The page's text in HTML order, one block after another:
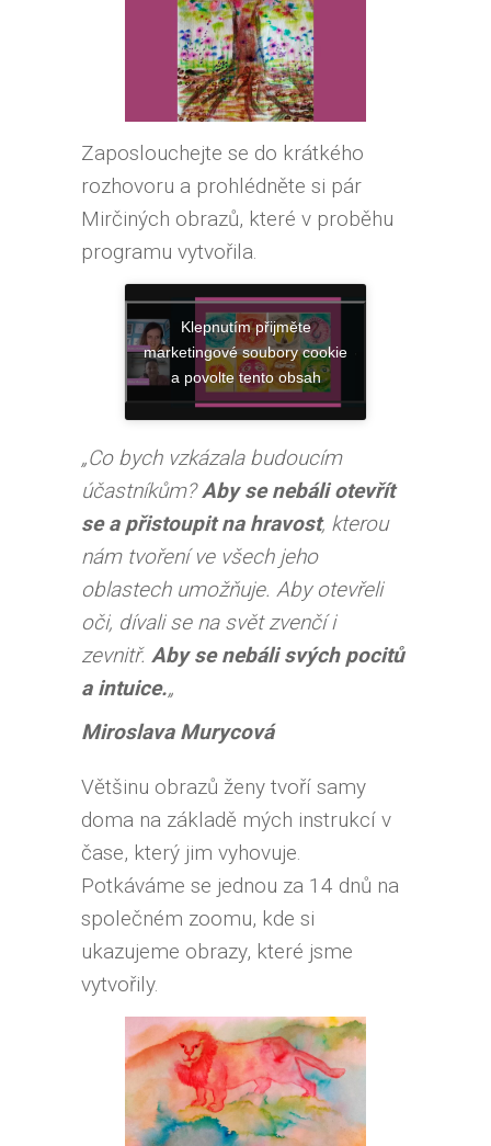
Zaposlouchejte se do krátkého
rozhovoru a prohlédněte si pár
Mirčiných obrazů, které v proběhu
programu vytvořila.
Klepnutím přijměte
marketingové soubory cookie
a povolte tento obsah
„Co bych vzkázala budoucím
účastníkům?Aby se nebáli otevřít
se a přistoupit na hravost, kterou
nám tvoření ve všech jeho
oblastech umožňuje. Aby otevřeli
oči, dívali se na svět zvenčí i
zevnitř. Aby se nebáli svých pocitů
a intuice.„
Miroslava Murycová
Většinu obrazů ženy tvoří samy
doma na základě mých instrukcí v
čase, který jim vyhovuje.
Potkáváme se jednou za 14 dnů na
společném zoomu, kde si
ukazujeme obrazy, které jsme
vytvořily.